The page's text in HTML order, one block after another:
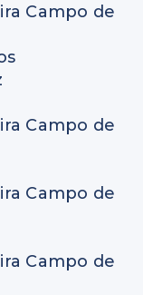
Campo de
Campo de
Campo de
Campo de